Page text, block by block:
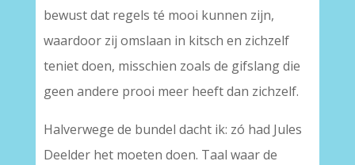
bewust dat regels té mooi kunnen zijn,
waardoor zij omslaan in kitsch en zichzelf
teniet doen, misschien zoals de gifslang die
geen andere prooi meer heeft dan zichzelf.
Halverwege de bundel dacht ik: zó had Jules
Deelder het moeten doen. Taal waar de